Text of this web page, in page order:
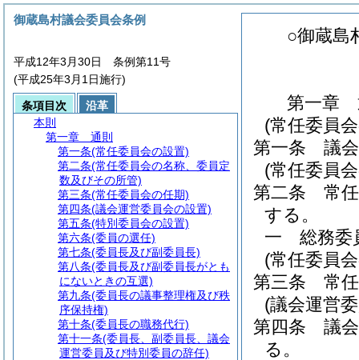
○御蔵島
第一章
(常任委員
第一条
議
(常任委員
第二条
常
する。
一
総務
(常任委員
第三条
常
(議会運営
第四条
議
る。
御蔵島村議会委員会条例
平成12年3月30日 条例第11号
(平成25年3月1日施行)
条項目次
沿革
本則
第一章
通則
第一条(常任委員会の設置)
第二条(常任委員会の名称、委員定
数及びその所管)
第三条(常任委員会の任期)
第四条(議会運営委員会の設置)
第五条(特別委員会の設置)
第六条(委員の選任)
第七条(委員長及び副委員長)
第八条(委員長及び副委員長がとも
にないときの互選)
第九条(委員長の議事整理権及び秩
序保持権)
第十条(委員長の職務代行)
第十一条(委員長、副委員長、議会
運営委員及び特別委員の辞任)